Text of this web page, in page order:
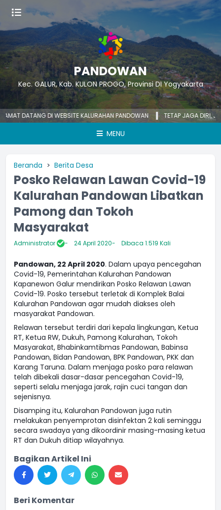
PANDOWAN
Kec. GALUR, Kab. KULON PROGO, Provinsi DI Yogyakarta
DATANG DI WEBSITE KALURAHAN PANDOWAN TETAP JAGA DIRI, JAGA
MENU
Beranda Berita Desa
Posko Relawan Lawan Covid-19
Kalurahan Pandowan Libatkan
Pamong dan Tokoh
Masyarakat
Administrator 24 April 2020 Dibaca 1.519 Kali
Pandowan, 22 April 2020. Dalam upaya pencegahan
Covid-19, Pemerintahan Kalurahan Pandowan
Kapanewon Galur mendirikan Posko Relawan Lawan
Covid-19. Posko tersebut terletak di Komplek Balai
Kalurahan Pandowan agar mudah diakses oleh
masyarakat Pandowan.
Relawan tersebut terdiri dari kepala lingkungan, Ketua
RT, Ketua RW, Dukuh, Pamong Kalurahan, Tokoh
Masyarakat, Bhabinkamtibmas Pandowan, Babinsa
Pandowan, Bidan Pandowan, BPK Pandowan, PKK dan
Karang Taruna. Dalam menjaga posko para relawan
telah dibekali dasar-dasar pencegahan Covid-19,
seperti selalu menjaga jarak, rajin cuci tangan dan
sejenisnya.
Disamping itu, Kalurahan Pandowan juga rutin
melakukan penyemprotan disinfektan 2 kali seminggu
secara swadaya yang dikoordinir masing-masing ketua
RT dan Dukuh ditiap wilayahnya.
Bagikan Artikel Ini
Beri Komentar